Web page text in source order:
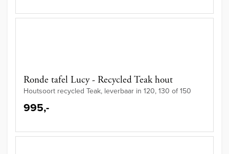
Ronde tafel Lucy - Recycled Teak hout
Houtsoort recycled Teak, leverbaar in 120, 130 of 150
995,-